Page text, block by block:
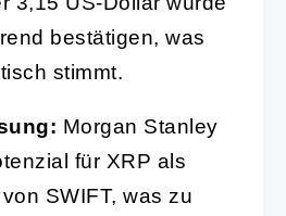
bestätigen, was
stimmt.
Morgan Stanley
für XRP als
SWIFT, was zu